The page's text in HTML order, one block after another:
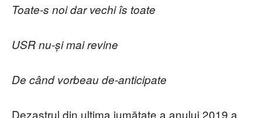
Toate-s noi dar vechi îs toate
USR nu-și mai revine
De când vorbeau de-anticipate
Dezastrul din ultima jumătate a anului 2019 a